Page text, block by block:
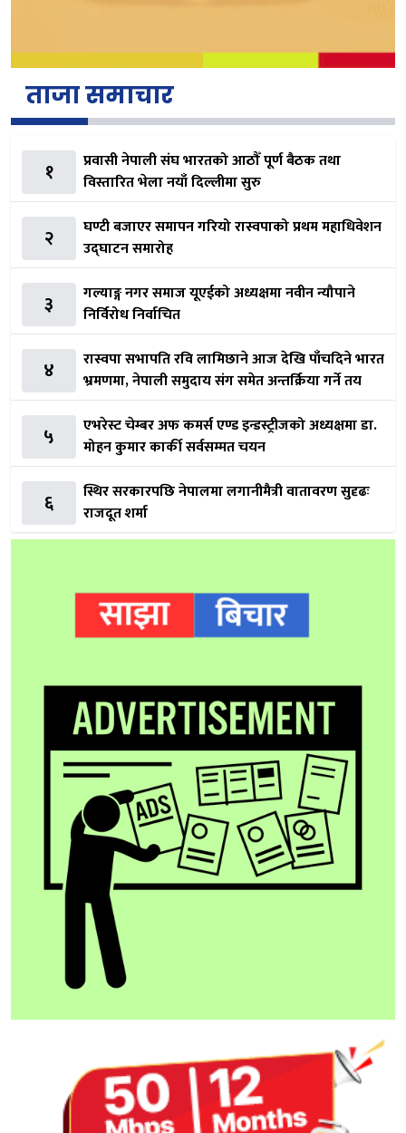
ताजा समाचार
१
प्रवासी नेपाली संघ भारतको आठौँ पूर्ण बैठक तथा
विस्तारित भेला नयाँ दिल्लीमा सुरु
२
घण्टी बजाएर समापन गरियो रास्वपाको प्रथम महाधिवेशन
उद्घाटन समारोह
३
गल्याङ्ग नगर समाज यूएईको अध्यक्षमा नवीन न्यौपाने
निर्विरोध निर्वाचित
४
रास्वपा सभापति रवि लामिछाने आज देखि पाँचदिने भारत
भ्रमणमा, नेपाली समुदाय संग समेत अन्तर्क्रिया गर्ने तय
५
एभरेस्ट चेम्बर अफ कमर्स एण्ड इन्डस्ट्रीजको अध्यक्षमा डा.
मोहन कुमार कार्की सर्वसम्मत चयन
६
स्थिर सरकारपछि नेपालमा लगानीमैत्री वातावरण सुदृढः
राजदूत शर्मा